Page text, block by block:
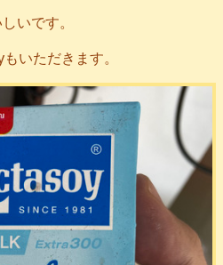
いです。
いただきます。